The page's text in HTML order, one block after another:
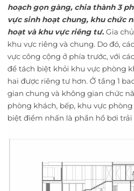
hoạch gọn gàng, chia thành 3
vực sinh hoạt chung, khu chức
hoạt và khu vực riêng tư. Gia
khu vực riêng và chung. Do đó,
vực công cộng ở phía trước, với
để tách biệt khỏi khu vực phòng
hai được riêng tư hơn. Ở tầng 1
gian chung và không gian chức
phòng khách, bếp, khu vực
biệt điểm nhấn là phần hồ bơi